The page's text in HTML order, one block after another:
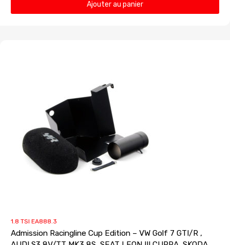
Ajouter au panier
1.8 TSI EA888.3
Admission Racingline Cup Edition – VW Golf 7 GTI/R ,